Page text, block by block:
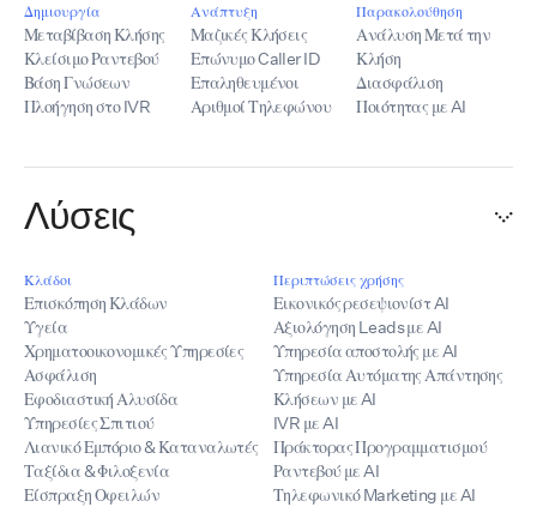
Δημιουργία
Μεταβίβαση Κλήσης
Κλείσιμο Ραντεβού
Βάση Γνώσεων
Πλοήγηση στο IVR
Ανάπτυξη
Μαζικές Κλήσεις
Επώνυμο Caller ID
Επαληθευμένοι
Αριθμοί Τηλεφώνου
Παρακολούθηση
Ανάλυση Μετά την
Κλήση
Διασφάλιση
Ποιότητας με AI
Λύσεις
Κλάδοι
Επισκόπηση Κλάδων
Υγεία
Χρηματοοικονομικές Υπηρεσίες
Ασφάλιση
Εφοδιαστική Αλυσίδα
Υπηρεσίες Σπιτιού
Λιανικό Εμπόριο & Καταναλωτές
Ταξίδια & Φιλοξενία
Είσπραξη Οφειλών
Περιπτώσεις χρήσης
Εικονικός ρεσεψιονίστ AI
Αξιολόγηση Leads με AI
Υπηρεσία αποστολής με AI
Υπηρεσία Αυτόματης Απάντησης
Κλήσεων με AI
IVR με AI
Πράκτορας Προγραμματισμού
Ραντεβού με AI
Τηλεφωνικό Marketing με AI